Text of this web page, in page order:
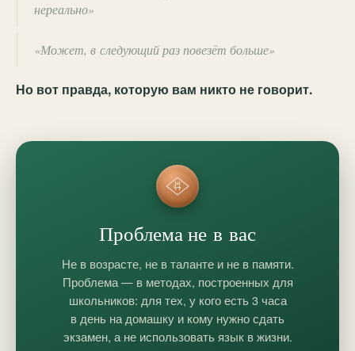
нереально»
«Может, в следующий раз повезёт больше»
Но вот правда, которую вам никто не говорит.
Проблема не в вас
Не в возрасте, не в таланте и не в памяти.
Проблема — в методах, построенных для
школьников: для тех, у кого есть 3 часа
в день на домашку и кому нужно сдать
экзамен, а не использовать язык в жизни.